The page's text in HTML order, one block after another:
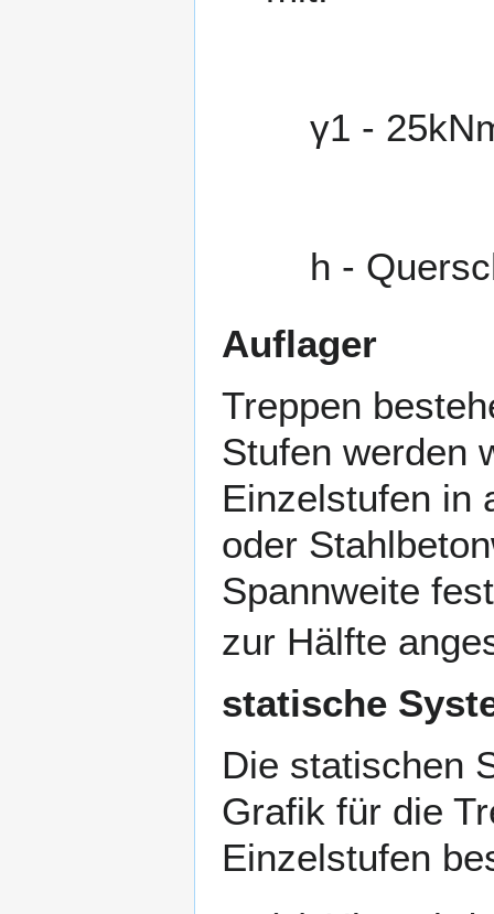
γ1 - 25kN
h -
Auflager
Treppen
Stufen werden
Einzelstufen in
oder
Spannweite
zur Hälfte
statische
Die statischen
Grafik für die
Einzelstufen